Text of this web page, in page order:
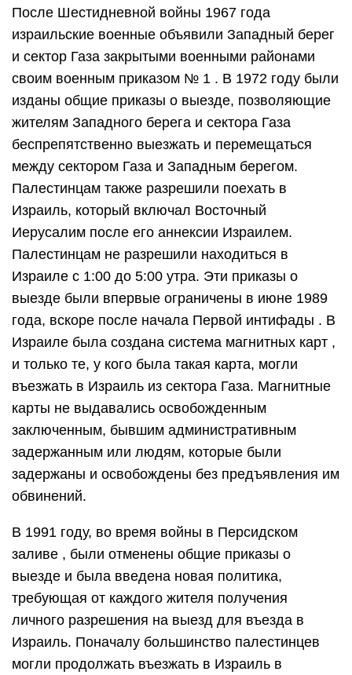
После Шестидневной войны 1967 года
израильские военные объявили Западный берег
и сектор Газа закрытыми военными районами
своим военным приказом № 1 . В 1972 году были
изданы общие приказы о выезде, позволяющие
жителям Западного берега и сектора Газа
беспрепятственно выезжать и перемещаться
между сектором Газа и Западным берегом.
Палестинцам также разрешили поехать в
Израиль, который включал Восточный
Иерусалим после его аннексии Израилем.
Палестинцам не разрешили находиться в
Израиле с 1:00 до 5:00 утра. Эти приказы о
выезде были впервые ограничены в июне 1989
года, вскоре после начала Первой интифады . В
Израиле была создана система магнитных карт ,
и только те, у кого была такая карта, могли
въезжать в Израиль из сектора Газа. Магнитные
карты не выдавались освобожденным
заключенным, бывшим административным
задержанным или людям, которые были
задержаны и освобождены без предъявления им
обвинений.
В 1991 году, во время войны в Персидском
заливе , были отменены общие приказы о
выезде и была введена новая политика,
требующая от каждого жителя получения
личного разрешения на выезд для въезда в
Израиль. Поначалу большинство палестинцев
могли продолжать въезжать в Израиль в